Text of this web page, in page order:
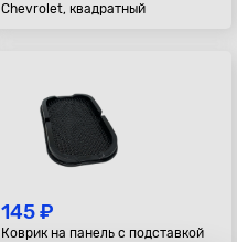
Chevrolet, квадратный
145 ₽
Коврик на панель с подставкой